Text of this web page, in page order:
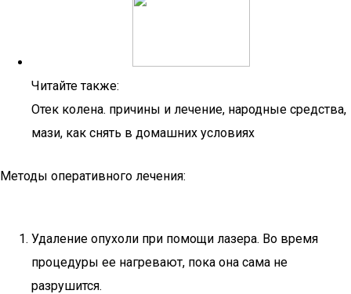
Читайте также:
Отек колена. причины и лечение, народные средства,
мази, как снять в домашних условиях
Методы оперативного лечения:
Удаление опухоли при помощи лазера. Во время
процедуры ее нагревают, пока она сама не
разрушится.